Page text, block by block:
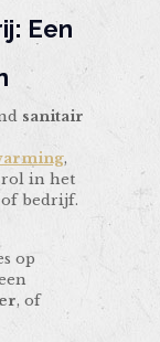
Een
sanitair
,
rol in het
bedrijf.
op
, of